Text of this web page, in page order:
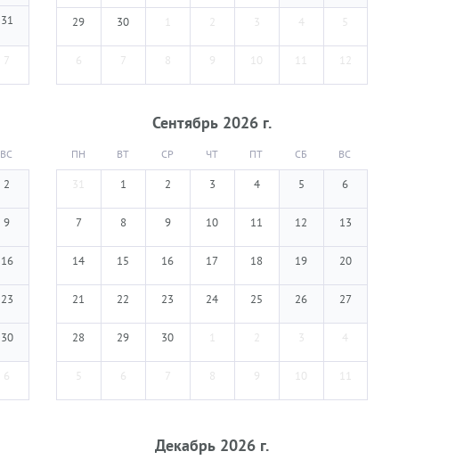
31
7
29 30 1 2 3 4 5
6 7 8 9 10 11 12
ВС
2
9
16
23
30
6
Сентябрь 2026 г.
ПН ВТ СР ЧТ ПТ СБ ВС
31 1 2 3 4 5 6
7 8 9 10 11 12 13
14 15 16 17 18 19 20
21 22 23 24 25 26 27
28 29 30 1 2 3 4
5 6 7 8 9 10 11
Декабрь 2026 г.